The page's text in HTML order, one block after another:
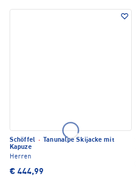
Schöffel ·
Tanunalpe Skijacke mit
Kapuze
Herren
€ 444,99